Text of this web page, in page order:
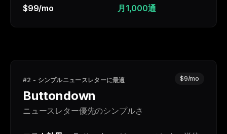
$99/mo 月1,000通
#2 - シンプルニュースレターに最適
Buttondown
ニュースレター優先のシンプルさ
$9/mo